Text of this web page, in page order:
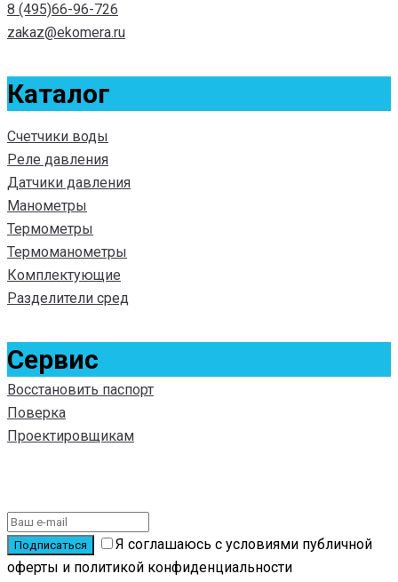
8 (495)66-96-726
zakaz@ekomera.ru
Каталог
Счетчики воды
Реле давления
Датчики давления
Манометры
Термометры
Термоманометры
Комплектующие
Разделители сред
Сервис
Восстановить паспорт
Поверка
Проектировщикам
Я соглашаюсь с условиями публичной
оферты и политикой конфиденциальности